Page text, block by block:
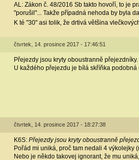
AL: Zákon č. 48/2016 Sb takto hovoří, to je
"porušil"... Takže případná nehoda by byla
K té "30" asi tolik, že drtivá většina
čtvrtek, 14. prosince 2017 - 17:46:51
Přejezdy jsou kryty oboustranně
U každého přejezdu je bílá skříňka
čtvrtek, 14. prosince 2017 - 18:27:38
K6S: Přejezdy jsou kryty oboustranně
Pořád mi uniká, proč tam nedali 4 výkolejky
Nebo je někdo takovej ignorant, že mu